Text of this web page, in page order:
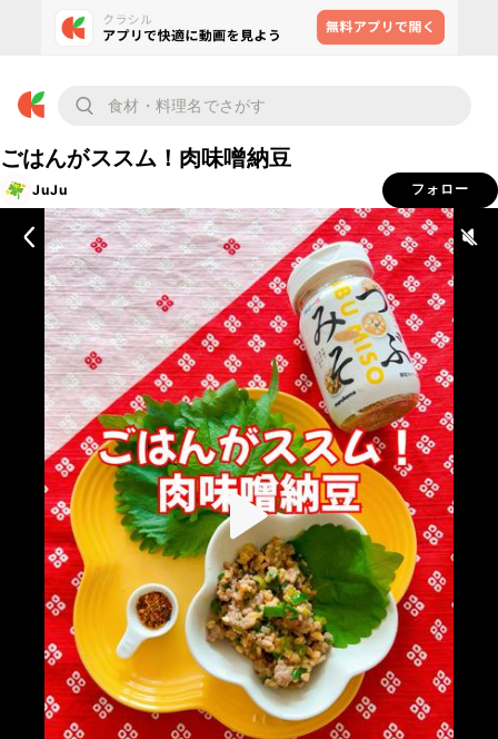
ごはんがススム！肉味噌納豆
JuJu フォロー